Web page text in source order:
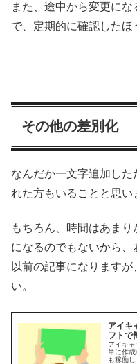
また、途中から変更に
で、定期的に確認したほ
その他の差別化
なんだか一文字追加し
れた方もいることと思い
もちろん、時間はあま
になるのでもないから、
以前の記事になります
い。
アイキ
フトで
アイキ
単に作
も稼働